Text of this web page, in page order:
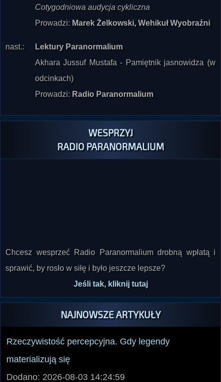
Prowadzi:Marek Żelkowski, Wehikuł Wyobraźni
Lektury Paranormalium
Akhara Jussuf Mustafa - Pamiętnik jasnowidza (w
odcinkach)
Prowadzi:Radio Paranormalium
WESPRZYJ
RADIO PARANORMALIUM
sprawić, by rosło w siłę i było jeszcze lepsze?
Jeśli tak, kliknij tutaj
NAJNOWSZE ARTYKUŁY
Rzeczywistość percepcyjna. Gdy legendy
materializują się
Dodano: 2026-08-03 14:24:59